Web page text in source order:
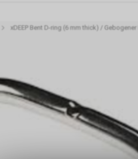
xDEEP Bent D-ring (6 mm thick) /